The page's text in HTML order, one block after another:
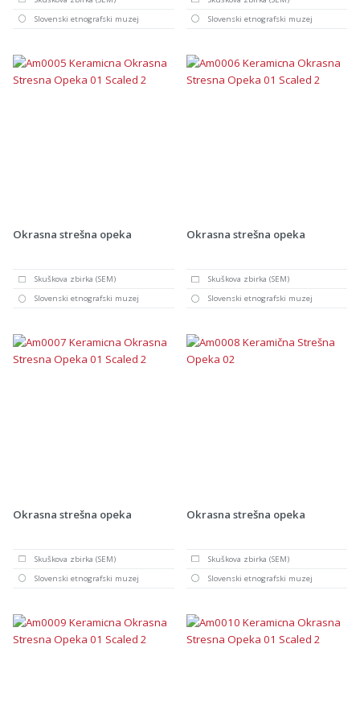
Slovenski etnografski muzej
Slovenski etnografski muzej
Okrasna strešna opeka
Skuškova zbirka (SEM)
Slovenski etnografski muzej
Okrasna strešna opeka
Skuškova zbirka (SEM)
Slovenski etnografski muzej
Okrasna strešna opeka
Skuškova zbirka (SEM)
Slovenski etnografski muzej
Okrasna strešna opeka
Skuškova zbirka (SEM)
Slovenski etnografski muzej